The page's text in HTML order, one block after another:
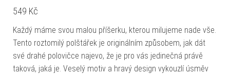
549 Kč
Každý máme svou malou příšerku, kterou milujeme nade vše.
Tento roztomilý polštářek je originálním způsobem, jak dát
své drahé polovičce najevo, že je pro vás jedinečná právě
taková, jaká je. Veselý motiv a hravý design vykouzlí úsměv